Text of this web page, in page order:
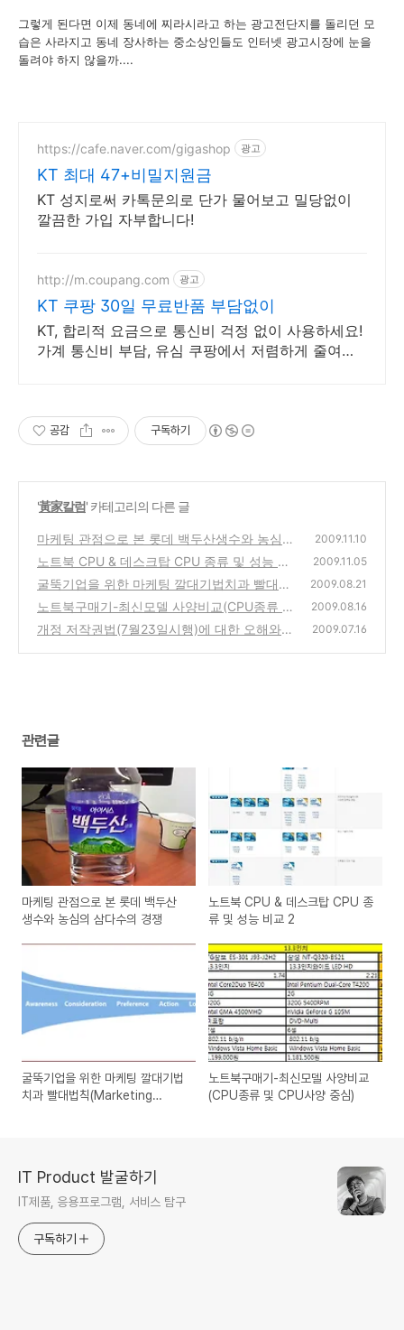
그렇게 된다면 이제 동네에 찌라시라고 하는 광고전단지를 돌리던 모
습은 사라지고 동네 장사하는 중소상인들도 인터넷 광고시장에 눈을
돌려야 하지 않을까....
https://cafe.naver.com/gigashop 광고
KT 최대 47+비밀지원금
KT 성지로써 카톡문의로 단가 물어보고 밀당없이
깔끔한 가입 자부합니다!
http://m.coupang.com 광고
KT 쿠팡 30일 무료반품 부담없이
KT, 합리적 요금으로 통신비 걱정 없이 사용하세요!
가계 통신비 부담, 유심 쿠팡에서 저렴하게 줄여보
공감 구독하기
'黃家칼럼' 카테고리의 다른 글
마케팅 관점으로 본 롯데 백두산생수와 농심의
삼다수의 경쟁
(0)
2009.11.10
노트북 CPU & 데스크탑 CPU 종류 및 성능 비
교 2
(5)
2009.11.05
굴뚝기업을 위한 마케팅 깔대기법치과 빨대법
칙(Marketing funnel)
(1)
2009.08.21
노트북구매기-최신모델 사양비교(CPU종류 및
CPU사양 중심)
(0)
2009.08.16
개정 저작권법(7월23일시행)에 대한 오해와
2009.07.16
관련글
마케팅 관점으로 본 롯데 백두산
생수와 농심의 삼다수의 경쟁
노트북 CPU & 데스크탑 CPU 종
류 및 성능 비교 2
굴뚝기업을 위한 마케팅 깔대기법
치과 빨대법칙(Marketing
노트북구매기-최신모델 사양비교
(CPU종류 및 CPU사양 중심)
IT Product 발굴하기
IT제품, 응용프로그램, 서비스 탐구
구독하기